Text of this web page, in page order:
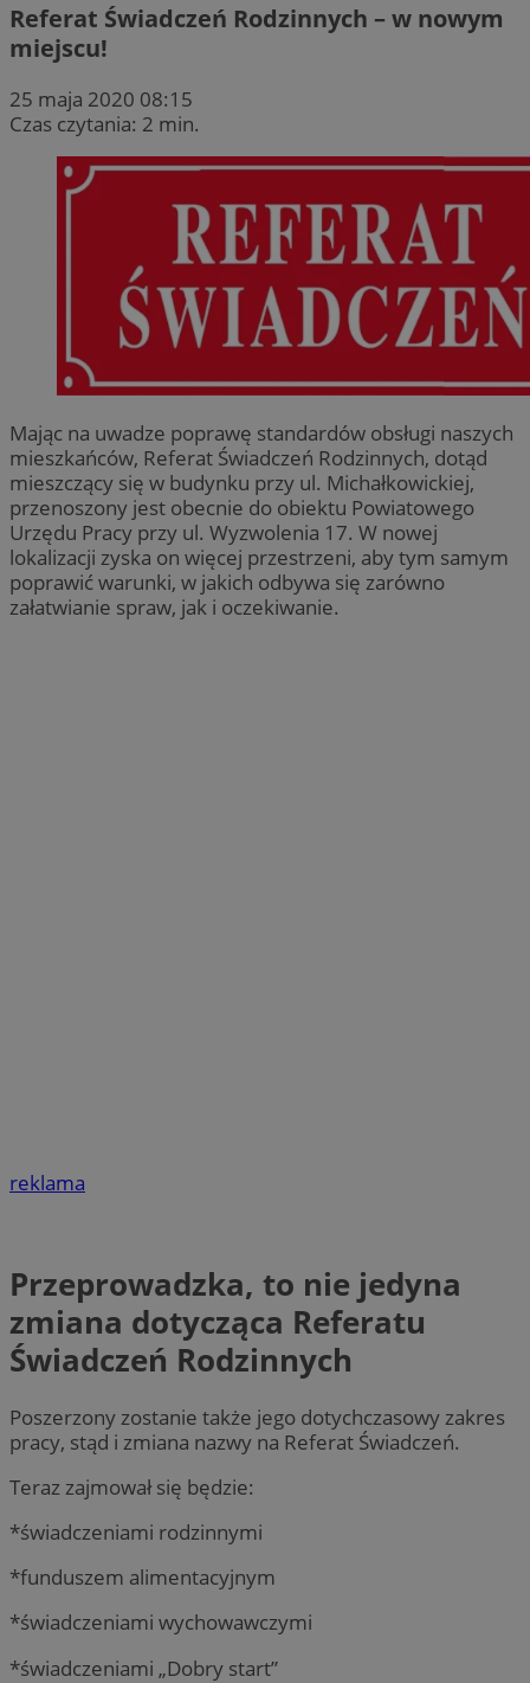
Referat Świadczeń Rodzinnych – w nowym
miejscu!
25 maja 2020 08:15
Czas czytania: 2 min.
Mając na uwadze poprawę standardów obsługi naszych
mieszkańców, Referat Świadczeń Rodzinnych, dotąd
mieszczący się w budynku przy ul. Michałkowickiej,
przenoszony jest obecnie do obiektu Powiatowego
Urzędu Pracy przy ul. Wyzwolenia 17. W nowej
lokalizacji zyska on więcej przestrzeni, aby tym samym
poprawić warunki, w jakich odbywa się zarówno
załatwianie spraw, jak i oczekiwanie.
reklama
Przeprowadzka, to nie jedyna
zmiana dotycząca Referatu
Świadczeń Rodzinnych
Poszerzony zostanie także jego dotychczasowy zakres
pracy, stąd i zmiana nazwy na Referat Świadczeń.
Teraz zajmował się będzie:
*świadczeniami rodzinnymi
*funduszem alimentacyjnym
*świadczeniami wychowawczymi
*świadczeniami „Dobry start”